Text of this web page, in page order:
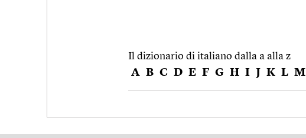
Il dizionario di italiano dalla a alla z
A B C D E F G H I J K L M